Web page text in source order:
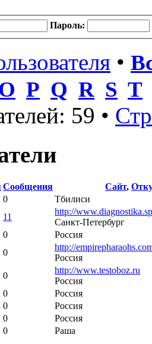
Пароль:
•
P Q R S T
59 •
Сообщения Сайт,
0 Тбилиси
11
http://
Санкт-Петербург
0
Россия
0
http://
Россия
0
http://www.testoboz.ru
Россия
0
Россия
0
Россия
0
Россия
0 Раша